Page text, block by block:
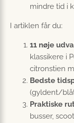
mindre tid i
I artiklen får du:
11 nøje
klassikere i
citronstien
Bedste
(gyldent/
Praktiske
busser,